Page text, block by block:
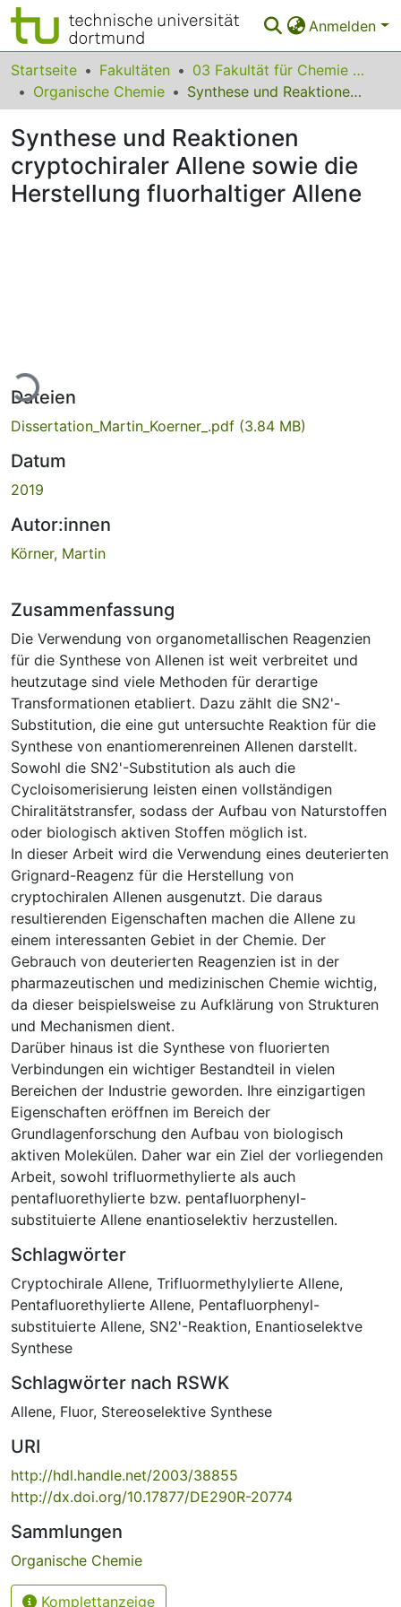
Anmelden
Bereiche & Sammlungen
Das gesamte Repositorium
Statistiken
FAQ
Startseite Fakultäten
03 Fakultät für Chemie und Chemische Biologie
Organische Chemie
Synthese und Reaktionen cryptochiraler Allene sowie die Herstellung fluorhaltiger Allene
Synthese und Reaktionen
cryptochiraler Allene sowie die
Herstellung fluorhaltiger Allene
Lade...
Dateien
Dissertation_Martin_Koerner_.pdf (3.84 MB)
Datum
2019
Autor:innen
Körner, Martin
Zusammenfassung
Die Verwendung von organometallischen Reagenzien
für die Synthese von Allenen ist weit verbreitet und
heutzutage sind viele Methoden für derartige
Transformationen etabliert. Dazu zählt die SN2'-
Substitution, die eine gut untersuchte Reaktion für die
Synthese von enantiomerenreinen Allenen darstellt.
Sowohl die SN2'-Substitution als auch die
Cycloisomerisierung leisten einen vollständigen
Chiralitätstransfer, sodass der Aufbau von Naturstoffen
oder biologisch aktiven Stoffen möglich ist.
In dieser Arbeit wird die Verwendung eines deuterierten
Grignard-Reagenz für die Herstellung von
cryptochiralen Allenen ausgenutzt. Die daraus
resultierenden Eigenschaften machen die Allene zu
einem interessanten Gebiet in der Chemie. Der
Gebrauch von deuterierten Reagenzien ist in der
pharmazeutischen und medizinischen Chemie wichtig,
da dieser beispielsweise zu Aufklärung von Strukturen
und Mechanismen dient.
Darüber hinaus ist die Synthese von fluorierten
Verbindungen ein wichtiger Bestandteil in vielen
Bereichen der Industrie geworden. Ihre einzigartigen
Eigenschaften eröffnen im Bereich der
Grundlagenforschung den Aufbau von biologisch
aktiven Molekülen. Daher war ein Ziel der vorliegenden
Arbeit, sowohl trifluormethylierte als auch
pentafluorethylierte bzw. pentafluorphenyl-
substituierte Allene enantioselektiv herzustellen.
Schlagwörter
Cryptochirale Allene, Trifluormethylylierte Allene,
Pentafluorethylierte Allene, Pentafluorphenyl-
substituierte Allene, SN2'-Reaktion, Enantioselektve
Synthese
Schlagwörter nach RSWK
Allene, Fluor, Stereoselektive Synthese
URI
http://hdl.handle.net/2003/38855
http://dx.doi.org/10.17877/DE290R-20774
Sammlungen
Organische Chemie
Komplettanzeige